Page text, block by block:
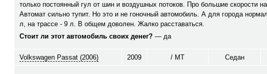
только постоянный гул от шин и воздушных потоков. Про большие скорости
Автомат сильно тупит. Но это и не гоночный автомобиль. А для города
л, на трассе - 9 л. В общем доволен. Жалко расставаться.
Стоит ли этот автомобиль своих денег? — да
Volkswagen Passat (2006) 2009 / MT Седан